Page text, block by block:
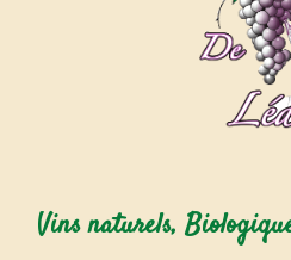
Vins naturels,